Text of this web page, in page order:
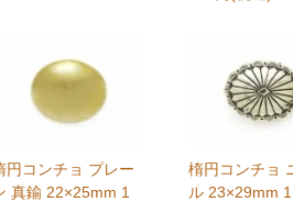
円コンチョ プレー
真鍮 22×25mm 1
楕円コンチョ
ル 23×29mm